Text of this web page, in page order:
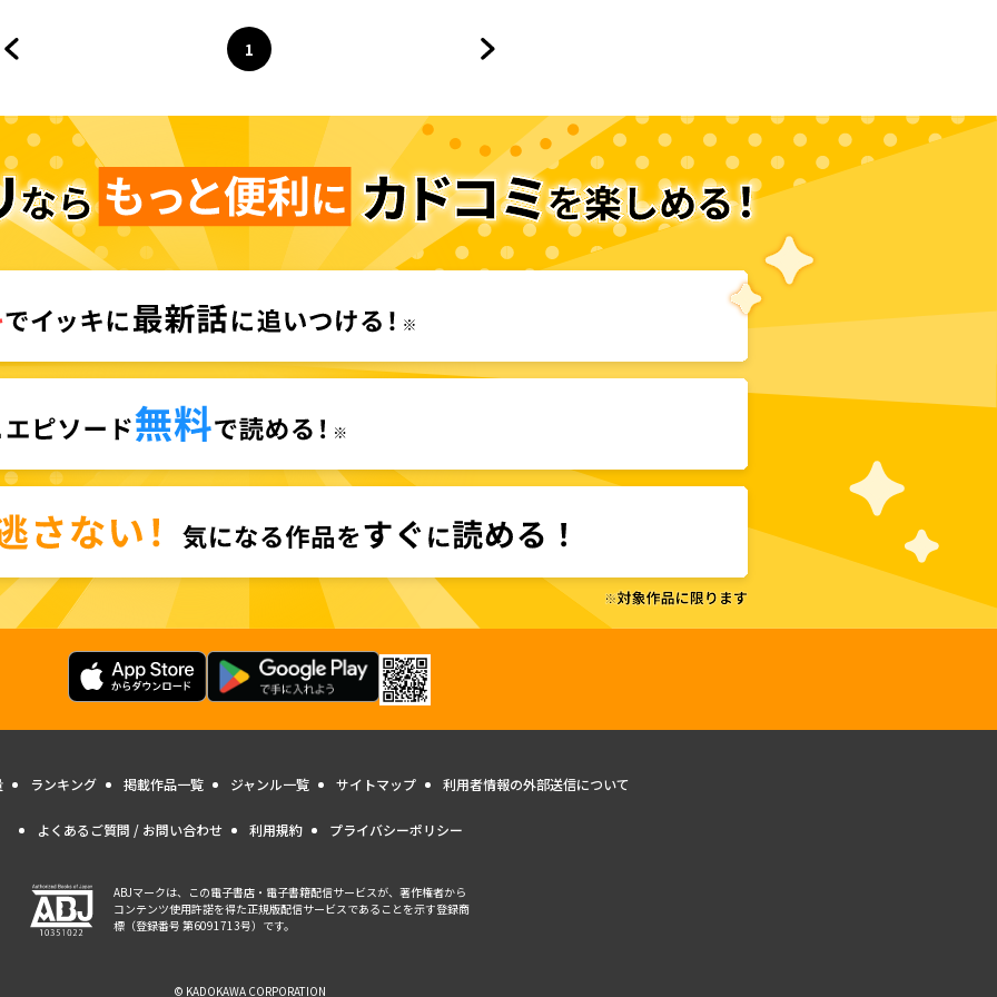
ページ
1
へ
ランキング 掲載作品一覧 ジャンル一覧 サイトマップ 利用者情報の外部送信について
よくあるご質問 / お問い合わせ 利用規約 プライバシーポリシー
ABJマークは、この電子書店・電子書籍配信サービスが、著作権者から
コンテンツ使用許諾を得た正規版配信サービスであることを示す登録商
標（登録番号 第6091713号）です。
© KADOKAWA CORPORATION